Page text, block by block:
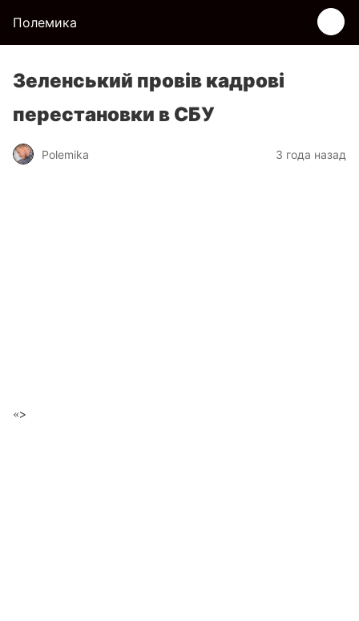
Полемика
Зеленський провів кадрові
перестановки в СБУ
Polemika 3 года назад
«>